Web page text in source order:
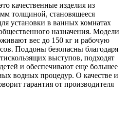
качественные изделия из
толщиной, становящееся
установки в ванных комнатах
назначения. Модели
вес до 150 кг и рабочую
Поддоны безопасны благодаря
выступов, подходят
и обеспечивают еще большее
водных процедур. О качестве и
гарантия от производителя